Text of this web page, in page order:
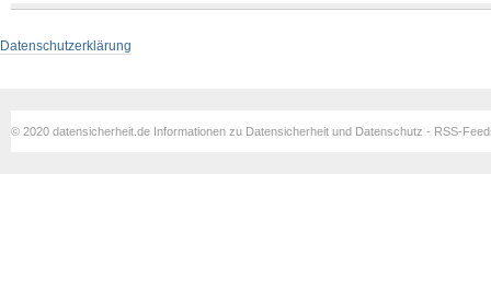
Datenschutzerklärung
© 2020 datensicherheit.de Informationen zu Datensicherheit und Datenschutz - RSS-